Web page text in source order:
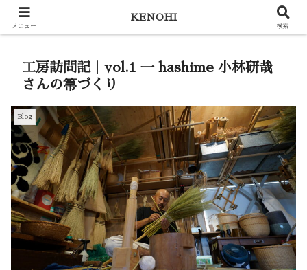
KENOHI
工房訪問記｜vol.1 一 hashime 小林研哉
さんの箒づくり
Blog
メニュー
KENOHI
検索